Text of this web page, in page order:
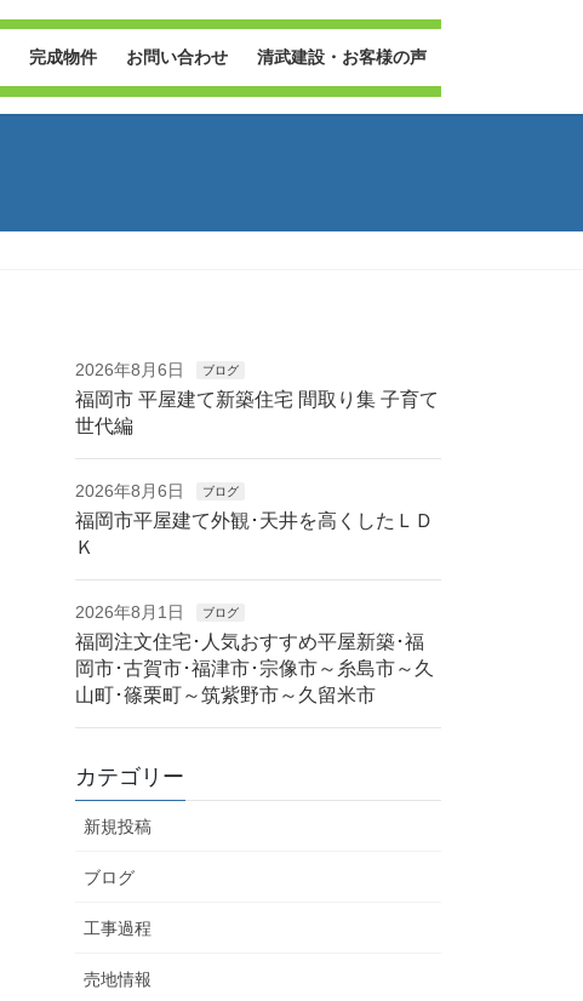
完成物件 お問い合わせ 清武建設・お客様の声
2026年8月6日 ブログ
福岡市 平屋建て新築住宅 間取り集 子育て
世代編
2026年8月6日 ブログ
福岡市平屋建て外観･天井を高くしたＬＤ
Ｋ
2026年8月1日 ブログ
福岡注文住宅･人気おすすめ平屋新築･福
岡市･古賀市･福津市･宗像市～糸島市～久
山町･篠栗町～筑紫野市～久留米市
カテゴリー
新規投稿
ブログ
工事過程
売地情報